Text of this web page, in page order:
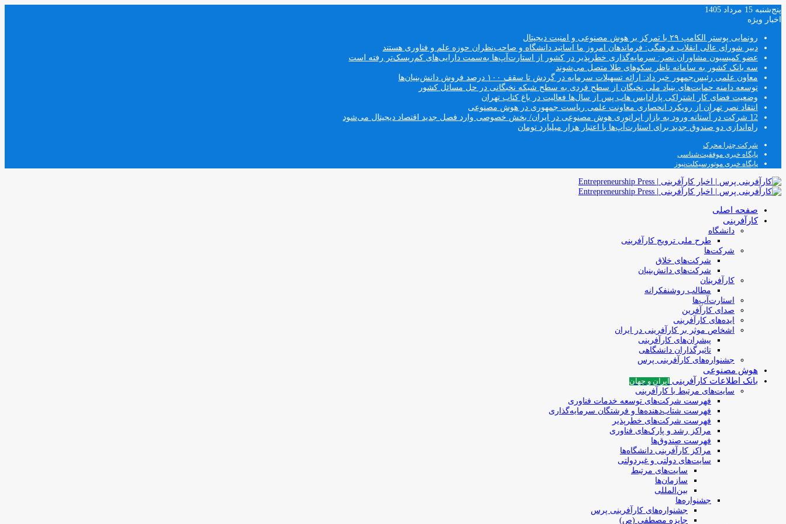
پنج‌شنبه 15 مرداد 1405
اخبار ویژه
رونمایی پوستر الکامپ ۲۹ با تمرکز بر هوش مصنوعی و امنیت دیجیتال
دبیر شورای عالی انقلاب فرهنگی: فرماندهان امروز ما اساتید دانشگاه و صاحب‌نظران حوزه علم و فناوری هستند
عضو کمیسیون مشاوران نصر: سرمایه‌گذاری خطرپذیر در کشور از استارت‌آپ‌ها به‌سمت دارایی‌های کم‌ریسک‌تر رفته است
سه بانک کشور به سامانه ناظر سکوهای طلا متصل می‌شوند
معاون علمی رئیس‌جمهور خبر داد: ارائه تسهیلات سرمایه در گردش تا سقف ۱۰۰ درصد فروش دانش‌بنیان‌ها
توسعه دامنه حمایت‌های بنیاد ملی نخبگان از سطح فردی به سطح شبکه نخبگانی در حل مسائل کشور
وضعیت فضای کار اشتراکی پارادایس هاب پس از سال‌ها فعالیت در باغ کتاب تهران
انتقاد نصر تهران از رویکرد انحصاری معاونت علمی ریاست جمهوری در هوش مصنوعی
12 شرکت در آستانه ورود به بازار اپراتوری هوش مصنوعی در ایران/ بخش خصوصی وارد فصل جدید اقتصاد دیجیتال می‌شود
راه‌اندازی دو صندوق جدید برای استارت‌آپ‌ها با اعتبار هزار میلیارد تومان
شرکت چترا محرک
پایگاه خبری موفقیت‌شناسی
پایگاه خبری موتورسیکلت‌نیوز
صفحه اصلی
کارآفرینی
دانشگاه
طرح ملی ترویج کارآفرینی
شرکت‌ها
شرکت‌های خلاق
شرکت‌های دانش‌بنیان
کارآفرینان
مطالب روشنفکرانه
استارت‌آپ‌ها
صدای کارآفرین
ایده‌های کارآفرینی
اشخاص موثر بر کارآفرینی در ایران
پیشران‌های کارآفرینی
تاثیرگذاران دانشگاهی
جشنواره‌های کارآفرینی‌ پرس
هوش مصنوعی
بانک اطلاعات کارآفرینی
ایران و جهان
سایت‌های مرتبط با کارآفرینی
فهرست شرکت‌های‌‌ توسعه‌ خدمات فناوری
فهرست شتاب‌دهنده‌ها‌ و فرشتگان‌ سرمایه‌گذاری
فهرست شرکت‌های خطرپذیر
مراکز رشد و پارک‌های فناوری
فهرست صندوق‌ها
مراکز کارآفرینی دانشگاه‌ها
سایت‌های دولتی و غیردولتی
سایت‌های مرتبط
سازمان‌ها
بین‌المللی
جشنواره‌ها
جشنواره‌های کارآفرینی‌ پرس
جایزه مصطفی (ص)